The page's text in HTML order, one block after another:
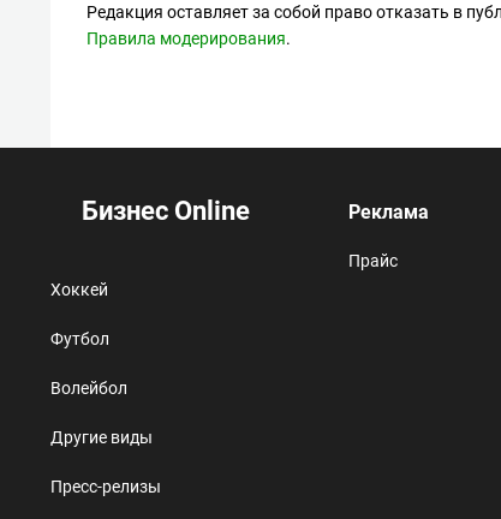
Редакция оставляет за собой право отказать в
Правила модерирования.
Бизнес Online
Хоккей
Футбол
Волейбол
Другие виды
Пресс-релизы
Реклама
Прайс